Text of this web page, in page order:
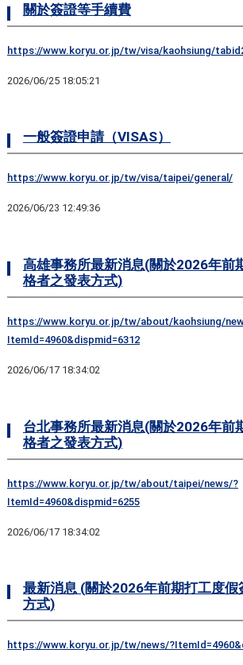
關於簽證等手續費
https://www.koryu.or.jp/tw/visa/kaohsiung/
2026/06/25 18:05:21
一般簽證申請（VISAS）
https://www.koryu.or.jp/tw/visa/taipei/general/
2026/06/23 12:49:36
高雄事務所最新消息(關於2026年前
格者之發表方式)
https://www.koryu.or.jp/tw/about/kaohsiung/
ItemId=4960&dispmid=6312
2026/06/17 18:34:02
台北事務所最新消息(關於2026年前
格者之發表方式)
https://www.koryu.or.jp/tw/about/taipei/news/?
ItemId=4960&dispmid=6255
2026/06/17 18:34:02
最新消息 (關於2026年前期打工度假
方式)
https://www.koryu.or.jp/tw/news/